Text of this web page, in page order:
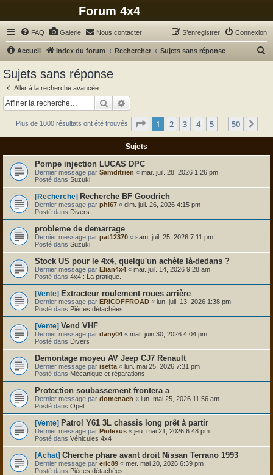
Forum 4x4
FAQ Galerie Nous contacter Connexion
S’enregistrer
Accueil Index du forum Rechercher Sujets sans réponse
c
Sujets sans réponse
Aller à la recherche avancée
Rechercher
Plus de 1000 résultats ont été trouvés Page 1sur50
1 2 3 4 5 50
Sujets
Pompe injection LUCAS DPC
Dernier message par Samditrien « mar. juil. 28, 2026 1:26 pm
Posté dans Suzuki
[Recherche] Recherche BF Goodrich
Dernier message par phi67 « dim. juil. 26, 2026 4:15 pm
Posté dans Divers
probleme de demarrage
Dernier message par pat12370 « sam. juil. 25, 2026 7:11 pm
Posté dans Suzuki
Stock US pour le 4x4, quelqu'un achète là-dedans ?
Dernier message par Elian4x4 « mar. juil. 14, 2026 9:28 am
Posté dans 4x4 : La pratique.
[Vente] Extracteur roulement roues arrière
Dernier message par ERICOFFROAD « lun. juil. 13, 2026 1:38 pm
Posté dans Pièces détachées
[Vente] Vend VHF
Dernier message par dany04 « mar. juin 30, 2026 4:04 pm
Posté dans Divers
Demontage moyeu AV Jeep CJ7 Renault
Dernier message par isetta « lun. mai 25, 2026 7:31 pm
Posté dans Mécanique et réparations
Protection soubassement frontera a
Dernier message par domenach « lun. mai 25, 2026 11:56 am
Posté dans Opel
[Vente] Patrol Y61 3L chassis long prêt à partir
Dernier message par Piolexus « jeu. mai 21, 2026 6:48 pm
Posté dans Véhicules 4x4
[Achat] Cherche phare avant droit Nissan Terrano 1993
Dernier message par eric89 « mer. mai 20, 2026 6:39 pm
Posté dans Pièces détachées